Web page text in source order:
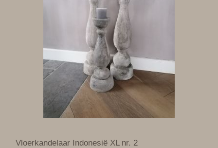
Vloerkandelaar Indonesië XL nr. 2